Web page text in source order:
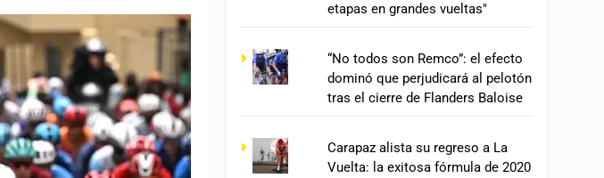
etapas en grandes vueltas"
“No todos son Remco”: el efecto
dominó que perjudicará al pelotón
tras el cierre de Flanders Baloise
Carapaz alista su regreso a La
Vuelta: la exitosa fórmula de 2020